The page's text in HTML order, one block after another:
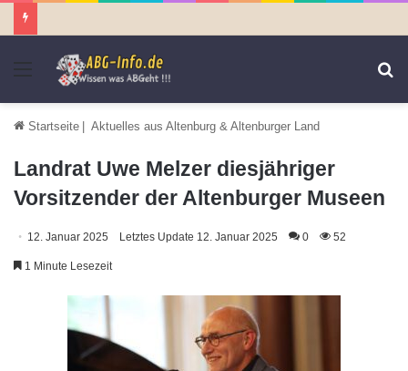
Menü
Startseite | Aktuelles aus Altenburg & Altenburger Land
Landrat Uwe Melzer diesjähriger
Vorsitzender der Altenburger Museen
12. Januar 2025 Letztes Update 12. Januar 2025 0 52
1 Minute Lesezeit